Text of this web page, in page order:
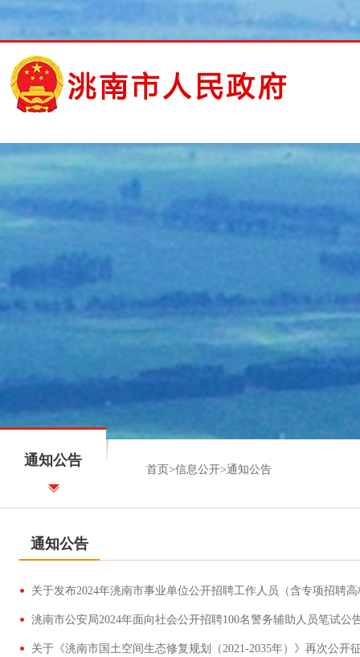
通知公告
首页 >信息公开>通知公告
通知公告
洮南市公安局2024年面向社会公开招聘100名警务辅助人员笔试公